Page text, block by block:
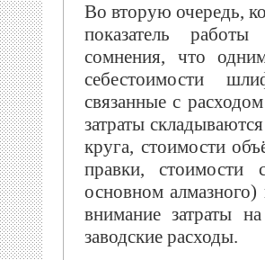
Во вторую очередь,
показатель
сомнения, что
себестоимости
связанные с
затраты
круга, стоимости
правки, стоимости
основном
внимание затраты
заводские расходы.